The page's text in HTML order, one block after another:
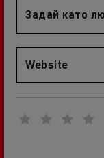
Задай като
Website